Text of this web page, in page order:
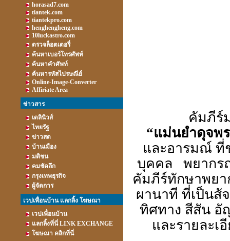
horasad7.com
tiantek.com
tiantekpro.com
henghengheng.com
10luckastro.com
ตรวจล็อตเตอรี่
ค้นหาเบอร์โทรศัพท์
ค้นหาคำศัพท์
ค้นหารหัสไปรษณีย์
Online-Image-Converter
Affiriate Area
ข่าวสาร
เดลินิวส์
ไทยรัฐ
ข่าวสด
บ้านเมือง
มติชน
คมชัดลึก
กรุงเทพธุรกิจ
ผู้จัดการ
เวปเพื่อนบ้าน แลกลิ้ง โฆษณา
เวปเพื่อนบ้าน
แลกลิ้งที่นี่ LINK EXCHANGE
โฆษณา คลิกที่นี่
คัมภีร์
“แม่นยำดุจพ
และอารมณ์ ที่
บุคคล พยากร
คัมภีร์ทักษาพย
ผานาที ที่เป็นสั
ทิศทาง สีสัน อั
และรายละเ